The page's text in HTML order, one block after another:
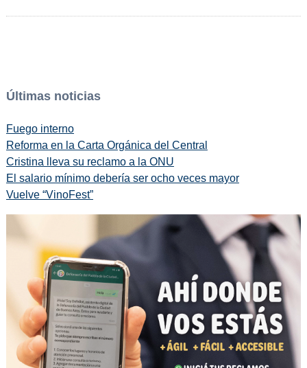
Últimas noticias
Fuego interno
Reforma en la Carta Orgánica del Central
Cristina lleva su reclamo a la ONU
El salario mínimo debería ser ocho veces mayor
Vuelve “VinoFest”